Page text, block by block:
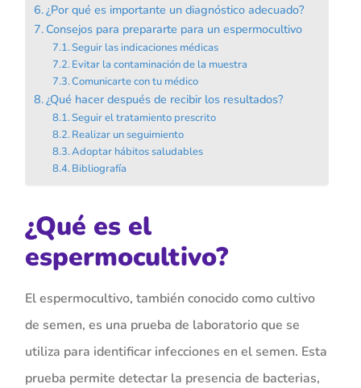
¿Por qué es importante un diagnóstico adecuado?
Consejos para prepararte para un espermocultivo
Seguir las indicaciones médicas
Evitar la contaminación de la muestra
Comunicarte con tu médico
¿Qué hacer después de recibir los resultados?
Seguir el tratamiento prescrito
Realizar un seguimiento
Adoptar hábitos saludables
Bibliografía
¿Qué es el
espermocultivo?
El espermocultivo, también conocido como cultivo
de semen, es una prueba de laboratorio que se
utiliza para identificar infecciones en el semen. Esta
prueba permite detectar la presencia de bacterias,